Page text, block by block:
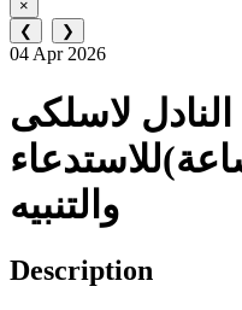
×
❮
❯
04 Apr 2026
لاسلكى
والتنبيه
Description